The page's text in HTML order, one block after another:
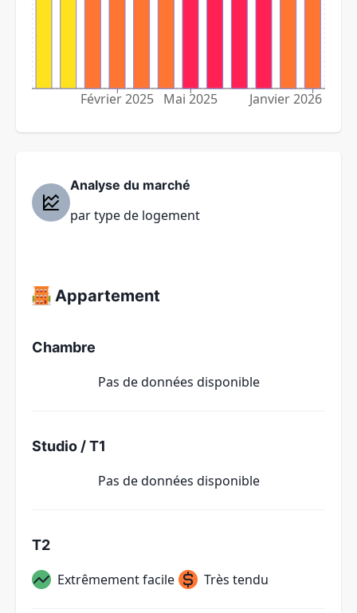
Février 2025 Mai 2025 Janvier 2026
Analyse du marché
par type de logement
Appartement
Chambre
Pas de données disponible
Studio / T1
Pas de données disponible
T2
Extrêmement facile Très tendu